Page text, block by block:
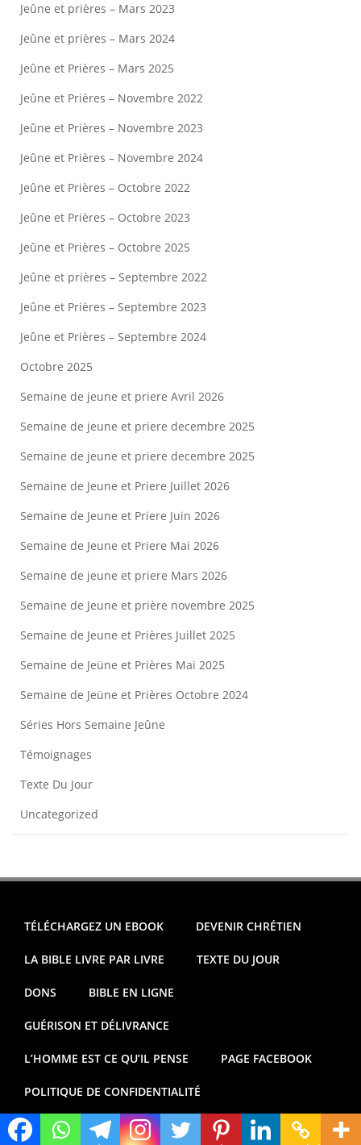
Jeûne et prières – Mars 2023
Jeûne et prières – Mars 2024
Jeûne et Prières – Mars 2025
Jeûne et Prières – Novembre 2022
Jeûne et Prières – Novembre 2023
Jeûne et Prières – Novembre 2024
Jeûne et Prières – Octobre 2022
Jeûne et Prières – Octobre 2023
Jeûne et Prières – Octobre 2025
Jeûne et prières – Septembre 2022
Jeûne et Prières – Septembre 2023
Jeûne et Prières – Septembre 2024
Octobre 2025
Semaine de jeune et priere Avril 2026
Semaine de jeune et priere decembre 2025
Semaine de jeune et priere decembre 2025
Semaine de Jeune et Priere Juillet 2026
Semaine de Jeune et Priere Juin 2026
Semaine de Jeune et Priere Mai 2026
Semaine de jeune et priere Mars 2026
Semaine de Jeune et prière novembre 2025
Semaine de Jeune et Prières Juillet 2025
Semaine de Jeüne et Prières Mai 2025
Semaine de Jeüne et Prières Octobre 2024
Séries Hors Semaine Jeûne
Témoignages
Texte Du Jour
Uncategorized
TÉLÉCHARGEZ UN EBOOK DEVENIR CHRÉTIEN
LA BIBLE LIVRE PAR LIVRE TEXTE DU JOUR
DONS BIBLE EN LIGNE
GUÉRISON ET DÉLIVRANCE
L’HOMME EST CE QU’IL PENSE PAGE FACEBOOK
POLITIQUE DE CONFIDENTIALITÉ